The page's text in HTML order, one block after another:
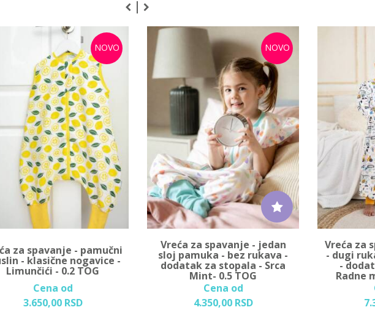
NOVO
za spavanje - pamučni
- klasične nogavice -
Limunčići - 0.2 TOG
Cena od
3.650,00 RSD
NOVO
Vreća za spavanje - jedan
sloj pamuka - bez rukava -
dodatak za stopala - Srca
Mint- 0.5 TOG
Cena od
4.350,00 RSD
Vreća za
- dugi
-
Radne